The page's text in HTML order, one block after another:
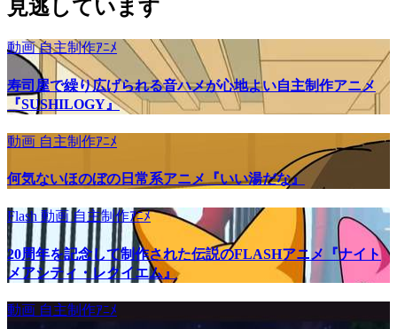
見逃しています
動画自主制作ｱﾆﾒ
寿司屋で繰り広げられる音ハメが心地よい自主制作アニメ
『SUSHILOGY』
動画 自主制作ｱﾆﾒ
何気ないほのぼの日常系アニメ『いい湯だな』
Flash 動画自主制作ｱﾆﾒ
20周年を記念して制作された伝説のFLASHアニメ『ナイト
メアシティ・レクイエム』
動画 自主制作ｱﾆﾒ